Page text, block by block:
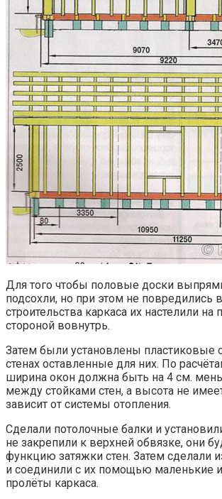
Для того чтобы половые доски
подсохли, но при этом не повредились
строительства каркаса их настелили на
стороной вовнутрь.
Затем были установлены пластиковые
стенах оставленные для них. По
ширина окон должна быть на 4 см.
между стойками стен, а высота не
зависит от системы отопления.
Сделали потолочные балки и
не закрепили к верхней обвязке, они
функцию затяжки стен. Затем сделали
и соединили с их помощью маленькие
пролёты каркаса.